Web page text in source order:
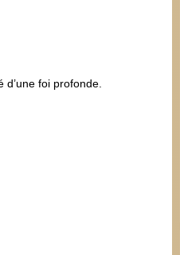
d’une foi profonde.